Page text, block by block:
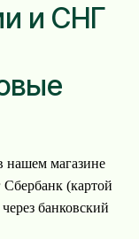
и СНГ
нашем магазине
Сбербанк (картой
банковский